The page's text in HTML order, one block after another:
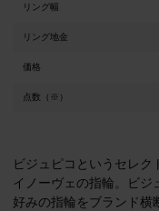
リング幅
リング地金
価格
点数（※）
ビジュピコというセレク
イノーヴェの指輪。ビジ
好みの指輪をブランド横